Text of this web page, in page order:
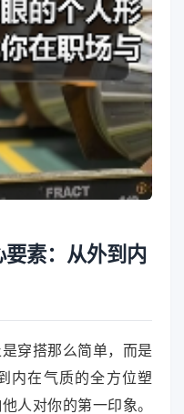
素：从外到内
穿搭那么简单，而是
内在气质的全方位塑
人对你的第一印象。